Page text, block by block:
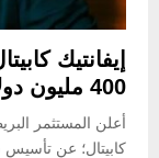
إيفانتيك
400 مليون دولار لتعزيز الاستثمار المغامر
أعلن المستثمر
كابيتال؛ عن تأسيس